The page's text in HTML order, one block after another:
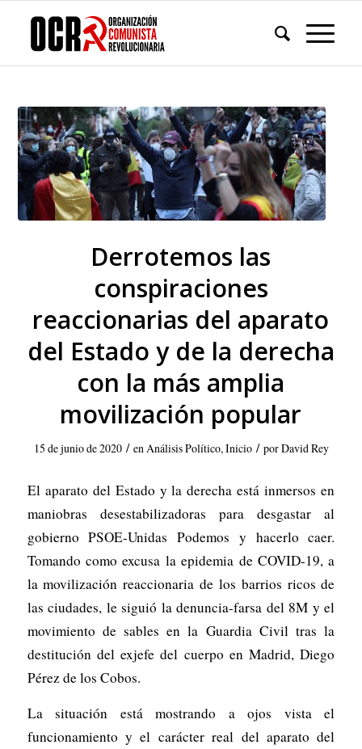
Derrotemos las
conspiraciones
reaccionarias del aparato
del Estado y de la derecha
con la más amplia
movilización popular
15 de junio de 2020 / enAnálisis Político,Inicio / porDavid Rey
El aparato del Estado y la derecha está inmersos en
maniobras desestabilizadoras para desgastar al
gobierno PSOE-Unidas Podemos y hacerlo caer.
Tomando como excusa la epidemia de COVID-19, a
la movilización reaccionaria de los barrios ricos de
las ciudades, le siguió la denuncia-farsa del 8M y el
movimiento de sables en la Guardia Civil tras la
destitución del exjefe del cuerpo en Madrid, Diego
Pérez de los Cobos.
La situación está mostrando a ojos vista el
funcionamiento y el carácter real del aparato del